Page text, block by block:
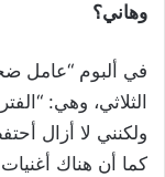
وهاني؟
في ألبوم “عامل
الثلاثي، وهي:
ولكنني لا أزال
كما أن هناك